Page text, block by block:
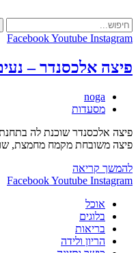
to
content
FacebookYoutube Instagram
פיצה אלכסנדר –
מחבר:
noga
קטגוריה:
מסעדות
פיצה אלכסנדר שוכנת לה בתחנת
פיצה משובחת מקמח מחמצת,
להמשך קריאהפיצה
אלכסנדרFacebookYoutube Instagram
אוכל
בלוגים
בריאות
הריון ולידה